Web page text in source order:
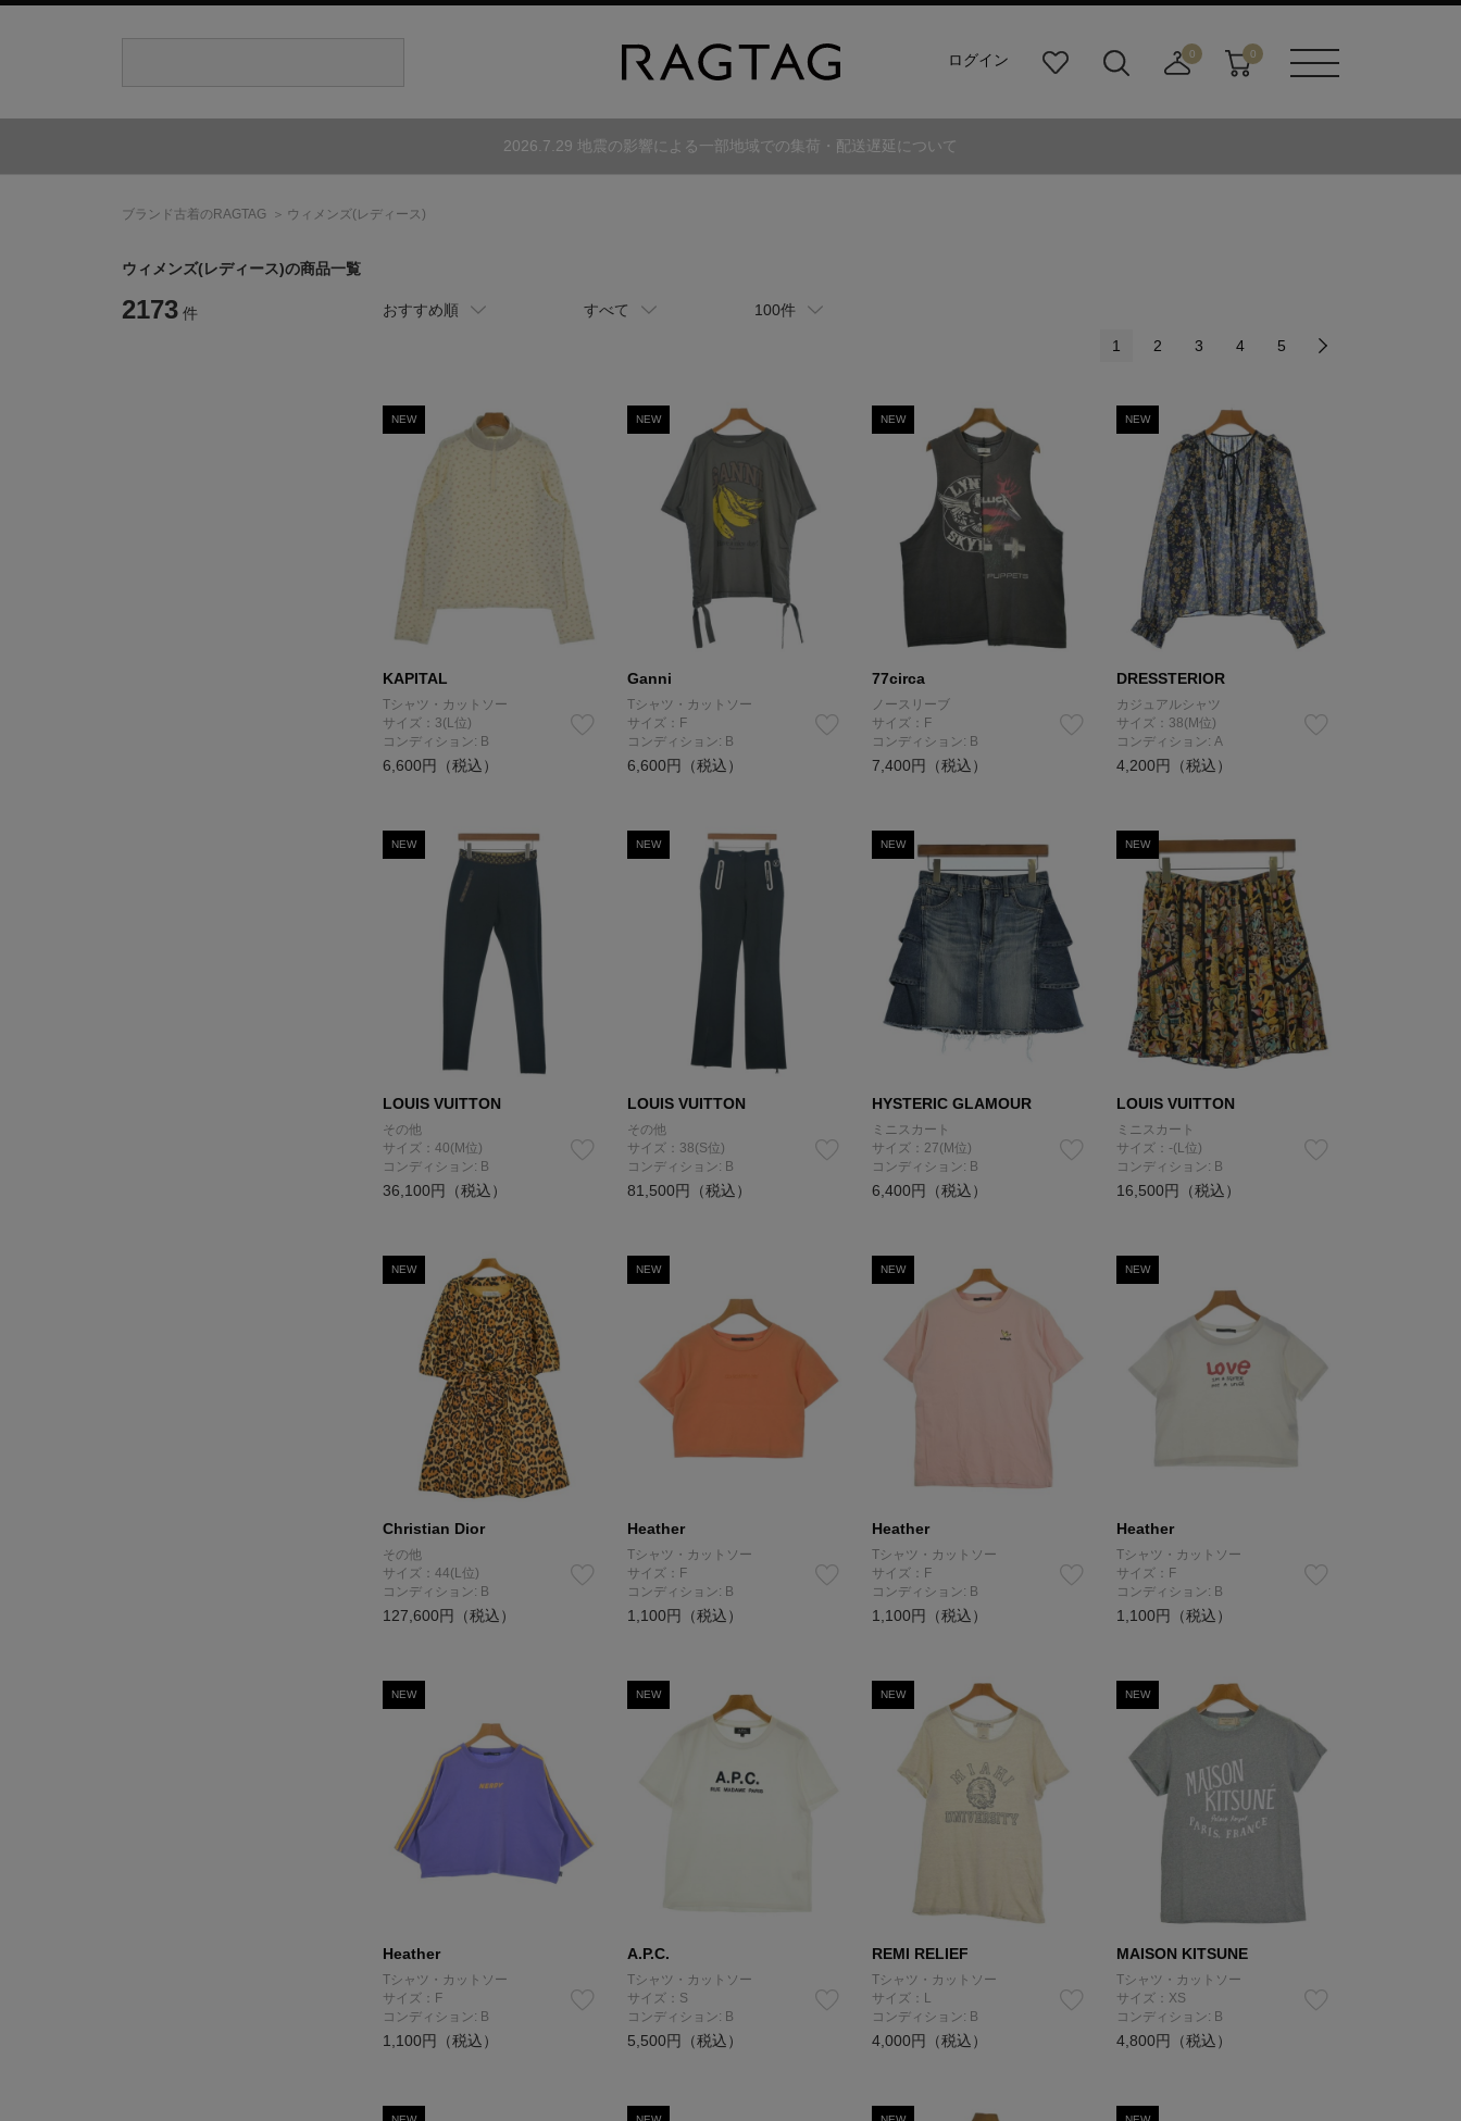
ログイン
り
ダ
0
寄
0
2026.7.29 地震の影響による一部地域での集荷・配送遅延について
ブランド古着のRAGTAG ウィメンズ(レディース)
ウィメンズ(レディース)の商品一覧
2173 件 おすすめ順 すべて 100件
1 2 3 4 5
NEW
KAPITAL
Tシャツ・カットソー
サイズ：3(L位)
コンディション: B
6,600円（税込）
NEW
Ganni
Tシャツ・カットソー
サイズ：F
コンディション: B
6,600円（税込）
NEW
77circa
ノースリーブ
サイズ：F
コンディション: B
7,400円（税込）
NEW
DRESSTERIOR
カジュアルシャツ
サイズ：38(M位)
コンディション: A
4,200円（税込）
NEW
LOUIS VUITTON
その他
サイズ：40(M位)
コンディション: B
36,100円（税込）
NEW
LOUIS VUITTON
その他
サイズ：38(S位)
コンディション: B
81,500円（税込）
NEW
HYSTERIC GLAMOUR
ミニスカート
サイズ：27(M位)
コンディション: B
6,400円（税込）
NEW
LOUIS VUITTON
ミニスカート
サイズ：-(L位)
コンディション: B
16,500円（税込）
NEW
Christian Dior
その他
サイズ：44(L位)
コンディション: B
127,600円（税込）
NEW
Heather
Tシャツ・カットソー
サイズ：F
コンディション: B
1,100円（税込）
NEW
Heather
Tシャツ・カットソー
サイズ：F
コンディション: B
1,100円（税込）
NEW
Heather
Tシャツ・カットソー
サイズ：F
コンディション: B
1,100円（税込）
NEW
Heather
Tシャツ・カットソー
サイズ：F
コンディション: B
1,100円（税込）
NEW
A.P.C.
Tシャツ・カットソー
サイズ：S
コンディション: B
5,500円（税込）
NEW
REMI RELIEF
Tシャツ・カットソー
サイズ：L
コンディション: B
4,000円（税込）
NEW
MAISON KITSUNE
Tシャツ・カットソー
サイズ：XS
コンディション: B
4,800円（税込）